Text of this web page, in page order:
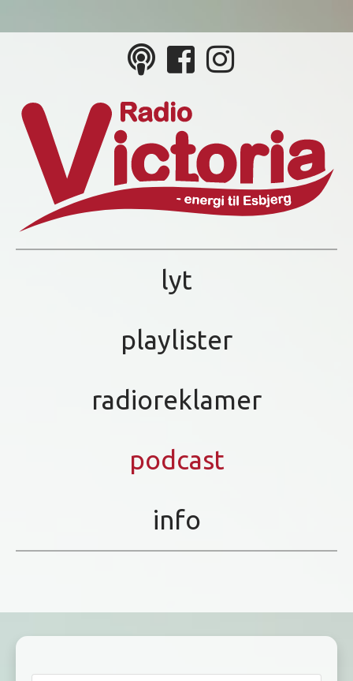
lyt
playlister
radioreklamer
podcast
info